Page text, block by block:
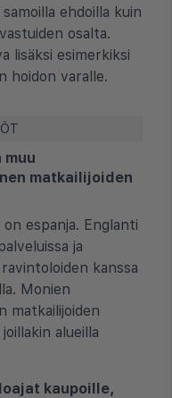
ehdoilla kuin
osalta.
lisäksi esimerkiksi
hoidon varalle.
muu
matkailijoiden
espanja. Englanti
ja
kanssa
Monien
matkailijoiden
alueilla
kaupoille,